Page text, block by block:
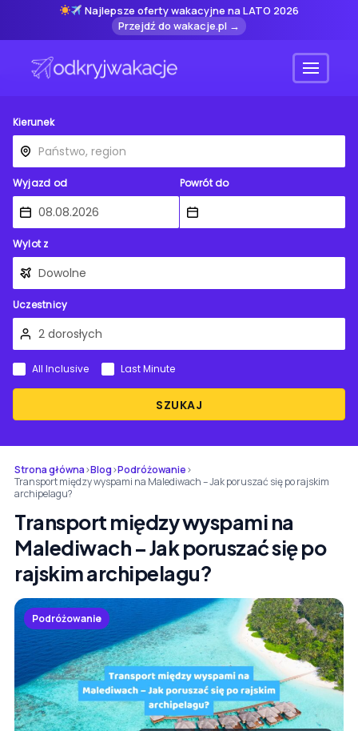
Najlepsze oferty wakacyjne na LATO 2026
Przejdź do wakacje.pl →
Menu
Kierunek
Wyjazd od Powrót do
Wylot z
Uczestnicy
SZUKAJ
All Inclusive Last Minute
Strona główna›Blog›Podróżowanie›
Transport między wyspami na Malediwach – Jak poruszać się po rajskim
archipelagu?
Transport między wyspami na
Malediwach – Jak poruszać się po
rajskim archipelagu?
Podróżowanie